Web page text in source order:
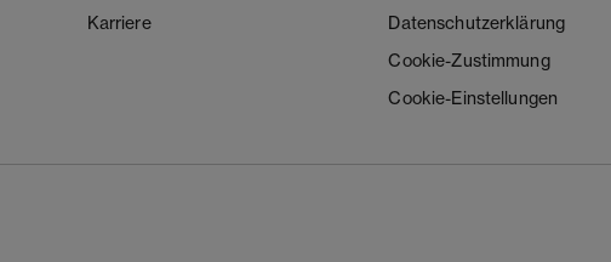
Karriere
Datenschutzerklärung
Cookie-Zustimmung
Cookie-Einstellungen